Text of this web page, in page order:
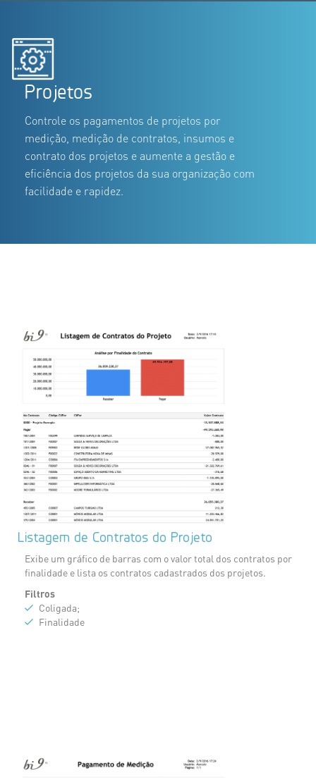
Projetos
Controle os pagamentos de projetos por
medição, medição de contratos, insumos e
contrato dos projetos e aumente a gestão e
eficiência dos projetos da sua organização com
facilidade e rapidez.
Listagem de Contratos do Projeto
Exibe um gráfico de barras com o valor total dos contratos por
finalidade e lista os contratos cadastrados dos projetos.
Filtros
Coligada;
Finalidade